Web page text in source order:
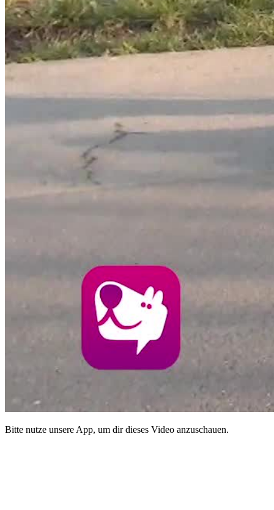
Bitte nutze unsere App, um dir dieses Video anzuschauen.